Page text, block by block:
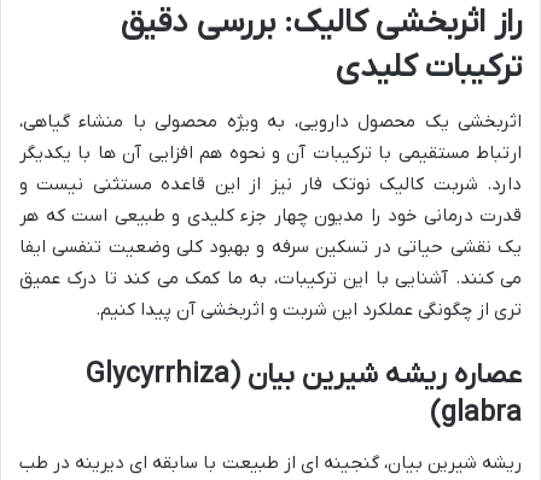
راز اثربخشی کالیک: بررسی دقیق
ترکیبات کلیدی
اثربخشی یک محصول دارویی، به ویژه محصولی با منشاء گیاهی،
ارتباط مستقیمی با ترکیبات آن و نحوه هم افزایی آن ها با یکدیگر
دارد. شربت کالیک نوتک فار نیز از این قاعده مستثنی نیست و
قدرت درمانی خود را مدیون چهار جزء کلیدی و طبیعی است که هر
یک نقشی حیاتی در تسکین سرفه و بهبود کلی وضعیت تنفسی ایفا
می کنند. آشنایی با این ترکیبات، به ما کمک می کند تا درک عمیق
تری از چگونگی عملکرد این شربت و اثربخشی آن پیدا کنیم.
عصاره ریشه شیرین بیان (Glycyrrhiza
glabra)
ریشه شیرین بیان، گنجینه ای از طبیعت با سابقه ای دیرینه در طب